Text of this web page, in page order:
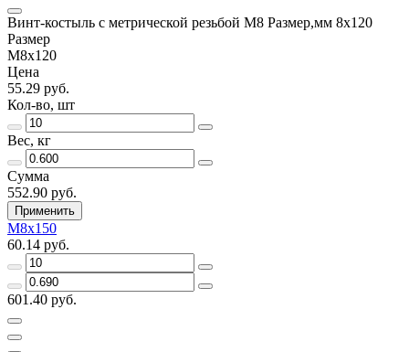
Винт-костыль с метрической резьбой М8 Размер,мм 8х120
Размер
М8х120
Цена
55.29 руб.
Кол-во, шт
Вес, кг
Сумма
552.90 руб.
Применить
М8х150
60.14 руб.
601.40 руб.